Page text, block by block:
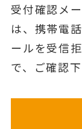
受付確認メ
は、携帯電
ールを受信
で、ご確認下